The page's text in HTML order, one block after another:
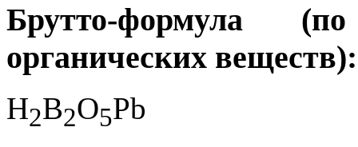
Брутто-формула
органических веществ):
H2B2O5Pb